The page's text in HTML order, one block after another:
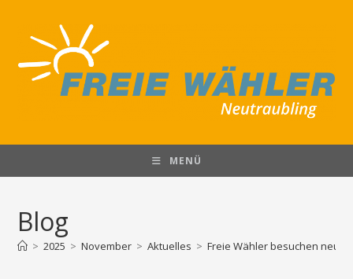
MENÜ
Blog
> 2025 > November > Aktuelles > Freie Wähler besuchen